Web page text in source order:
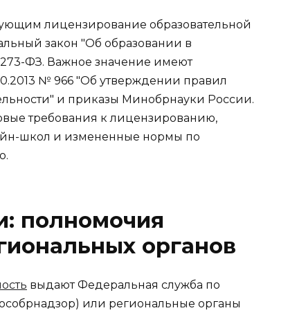
лицензирование образовательной
закон "Об образовании в
ФЗ. Важное значение имеют
№ 966 "Об утверждении правил
и приказы Минобрнауки России.
требования к лицензированию,
школ и измененные нормы по
полномочия
органов
выдают Федеральная служба по
или региональные органы